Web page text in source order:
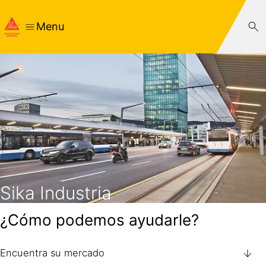
Menu
Sika Industria
¿Cómo podemos ayudarle?
Encuentra su mercado